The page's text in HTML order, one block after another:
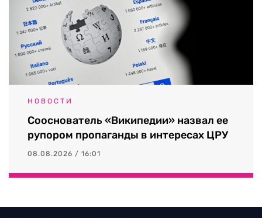
НОВОСТИ
Сооснователь «Википедии» назвал ее
рупором пропаганды в интересах ЦРУ
08.08.2026 / 16:01